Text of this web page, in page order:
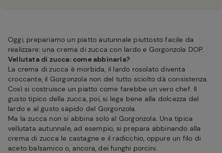
Oggi, prepariamo un piatto autunnale piuttosto facile da
realizzare: una crema di zucca con lardo e Gorgonzola DOP.
Vellutata di zucca: come abbinarla?
La crema di zucca è morbida, il lardo rosolato diventa
croccante, il Gorgonzola non del tutto sciolto dà consistenza.
Così si costruisce un piatto come farebbe un vero chef. Il
gusto tipico della zucca, poi, si lega bene alla dolcezza del
lardo e al gusto sapido del Gorgonzola.
Ma la zucca non si abbina solo al Gorgonzola. Una tipica
vellutata autunnale, ad esempio, si prepara abbinando alla
crema di zucca le castagne e il radicchio, oppure un filo di
aceto balsamico o, ancora, dei funghi porcini.